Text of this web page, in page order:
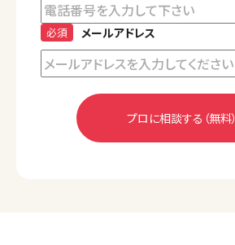
メールアドレス
必須